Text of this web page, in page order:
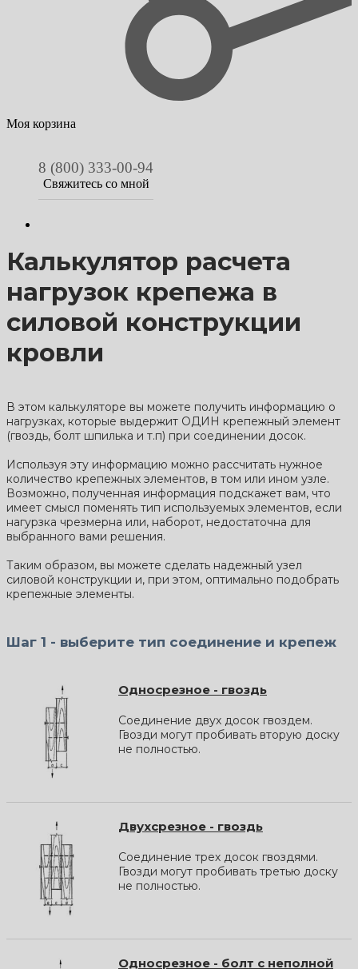
Моя корзина
8 (800) 333-00-94
Свяжитесь со мной
Калькулятор расчета
нагрузок крепежа в
силовой конструкции
кровли
В этом калькуляторе вы можете получить информацию о
нагрузках, которые выдержит ОДИН крепежный элемент
(гвоздь, болт шпилька и т.п) при соединении досок.
Используя эту информацию можно рассчитать нужное
количество крепежных элементов, в том или ином узле.
Возможно, полученная информация подскажет вам, что
имеет смысл поменять тип используемых элементов, если
нагурзка чрезмерна или, наборот, недостаточна для
выбранного вами решения.
Таким образом, вы можете сделать надежный узел
силовой конструкции и, при этом, оптимально подобрать
крепежные элементы.
Шаг 1 - выберите тип соединение и крепеж
Односрезное - гвоздь
Соединение двух досок гвоздем.
Гвозди могут пробивать вторую доску
не полностью.
Двухсрезное - гвоздь
Соединение трех досок гвоздями.
Гвозди могут пробивать третью доску
не полностью.
Односрезное - болт с неполной